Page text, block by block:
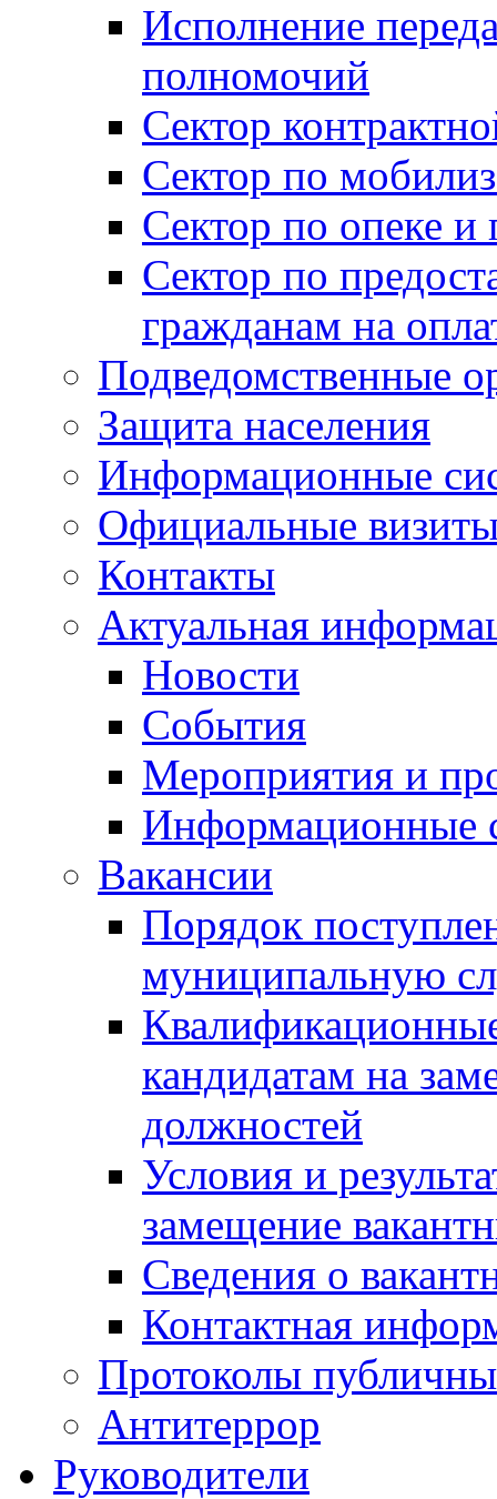
Исполнение
полномочий
Сектор
Сектор по
Сектор по опеке и
Сектор по
гражданам на
Подведомственные
Защита населения
Информационные
Официальные
Контакты
Актуальная
Новости
События
Мероприятия и
Информационные
Вакансии
Порядок
муниципальную
кандидатам на
должностей
Условия и
замещение
Сведения о
Контактная
Протоколы
Антитеррор
Руководители